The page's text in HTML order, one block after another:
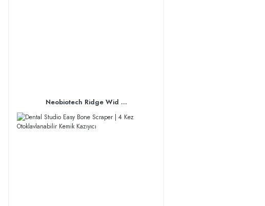
Neobiotech Ridge Wid ...